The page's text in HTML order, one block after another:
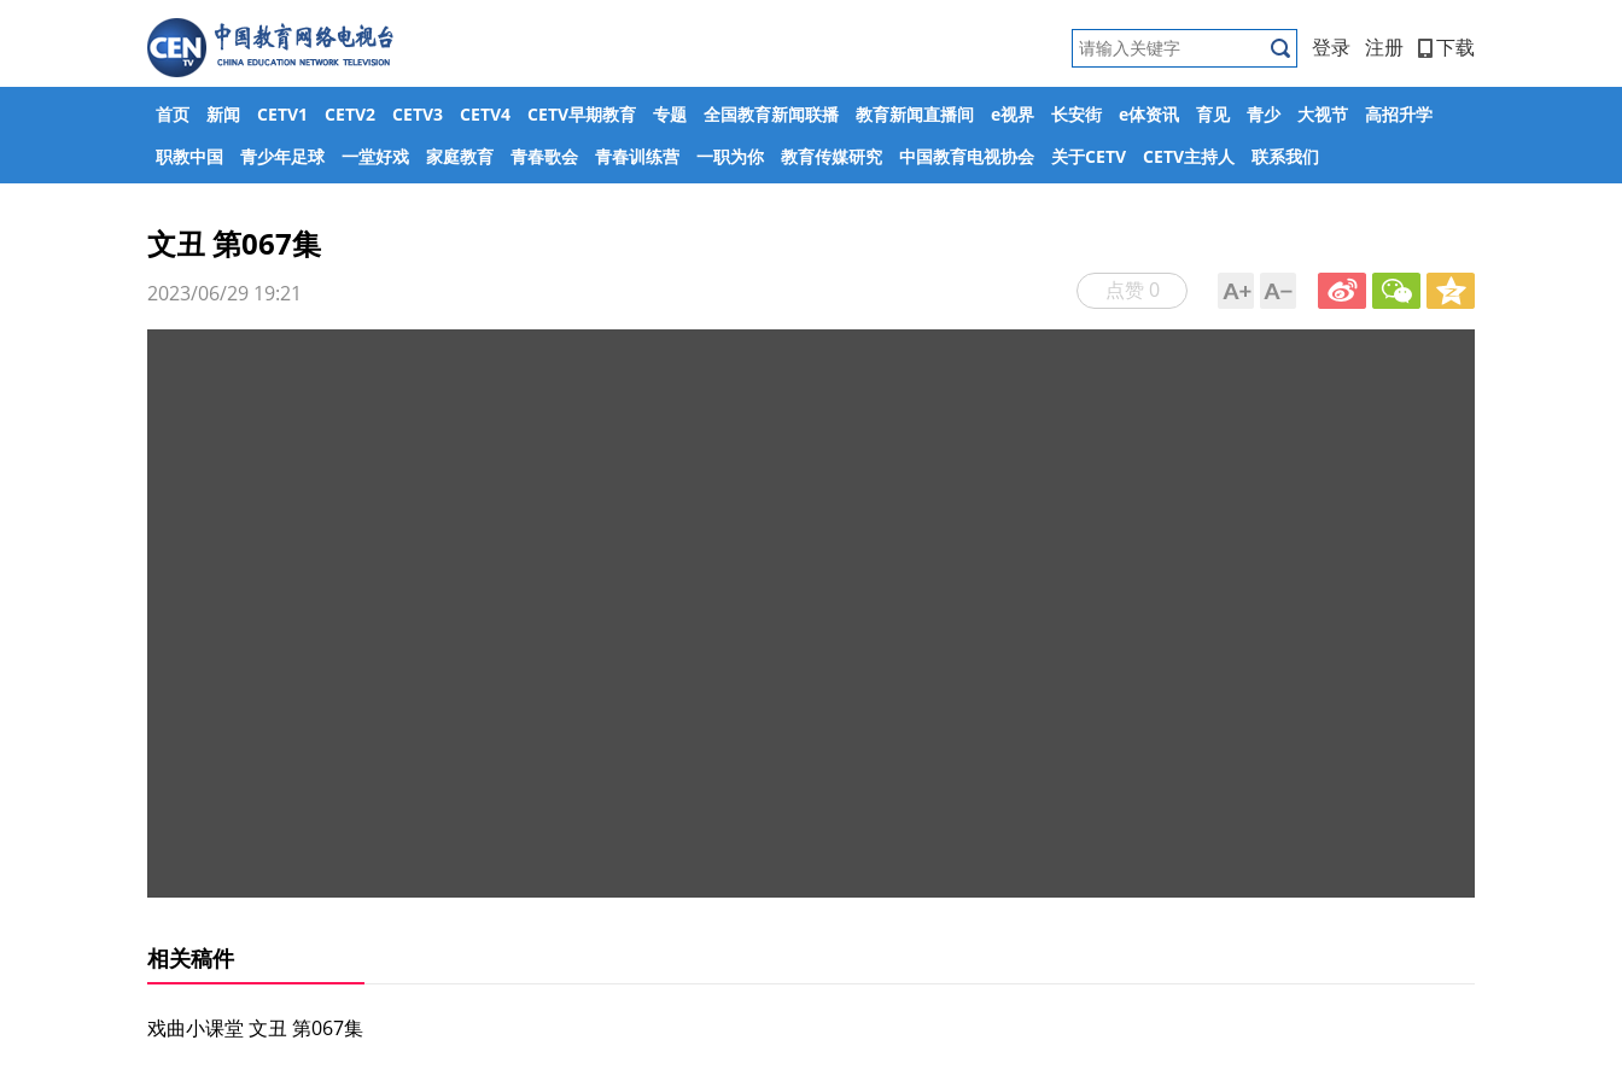
登录 注册 下载
首页 新闻 CETV1 CETV2 CETV3 CETV4 CETV早期教育 专题 全国教育新闻联播 教育新闻直播间 e视界 长安街 e体资讯 育见 青少 大视节
高招升学
职教中国
青少年足球 一堂好戏 家庭教育 青春歌会 青春训练营 一职为你 教育传媒研究 中国教育电视协会 关于CETV CETV主持人 联系我们
文丑 第067集
点赞 0
2023/06/29 19:21
相关稿件
戏曲小课堂 文丑 第067集